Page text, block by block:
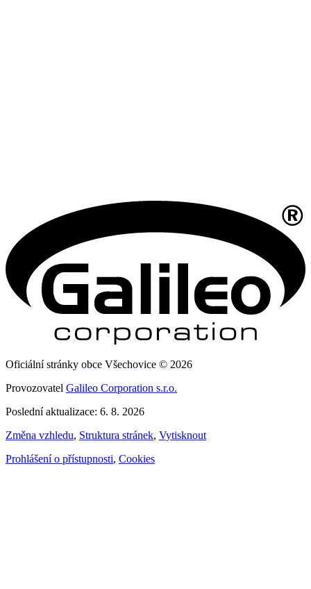
Oficiální stránky obce Všechovice © 2026
Provozovatel Galileo Corporation s.r.o.
Poslední aktualizace: 6. 8. 2026
Změna vzhledu, Struktura stránek, Vytisknout
Prohlášení o přístupnosti, Cookies